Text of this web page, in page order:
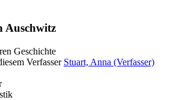
Auschwitz
Geschichte
Verfasser Stuart, Anna (Verfasser)